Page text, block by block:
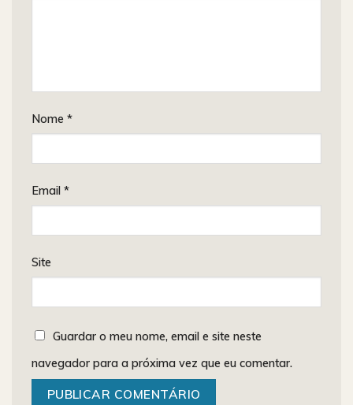
Nome *
Email *
Site
Guardar o meu nome, email e site neste
navegador para a próxima vez que eu comentar.